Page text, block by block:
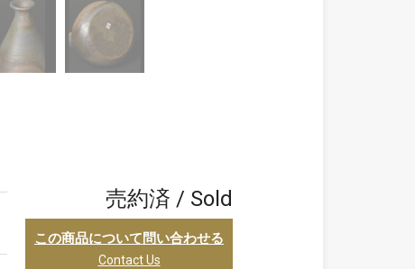
売約済 / Sold
この商品について問い合わせる
Contact Us